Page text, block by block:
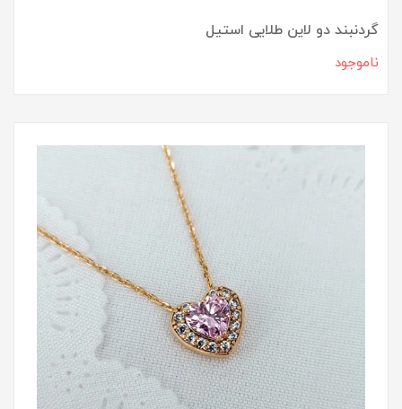
گردنبند دو لاین طلایی استیل
ناموجود